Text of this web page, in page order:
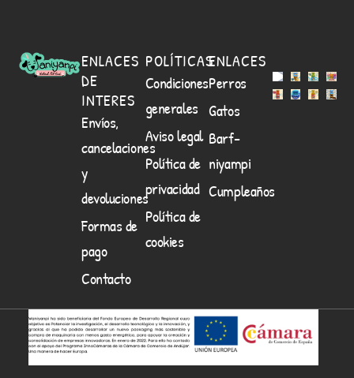
ENLACES
DE
INTERES
Envíos,
cancelaciones
y
devoluciones
Formas de
pago
Contacto
POLÍTICAS
Condiciones
generales
Aviso legal
Política de
privacidad
Política de
cookies
ENLACES
Perros
Gatos
Barf-
niyampi
Cumpleaños